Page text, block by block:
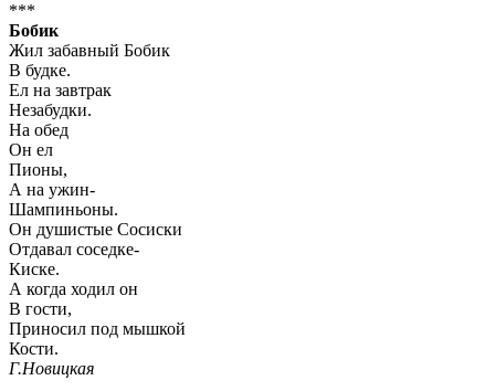
***
Бобик
Жил забавный Бобик
В будке.
Ел на завтрак
Незабудки.
На обед
Он ел
Пионы,
А на ужин-
Шампиньоны.
Он душистые Сосиски
Отдавал соседке-
Киске.
А когда ходил он
В гости,
Приносил под мышкой
Кости.
Г.Новицкая